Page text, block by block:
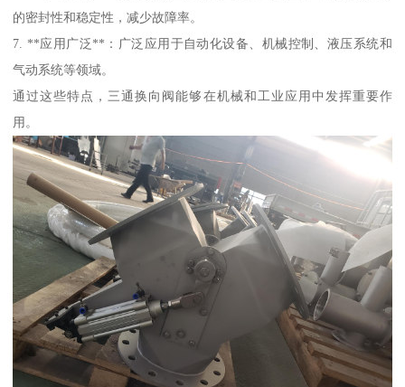
的密封性和稳定性，减少故障率。
7. **应用广泛**：广泛应用于自动化设备、机械控制、液压系统和
气动系统等领域。
通过这些特点，三通换向阀能够在机械和工业应用中发挥重要作
用。